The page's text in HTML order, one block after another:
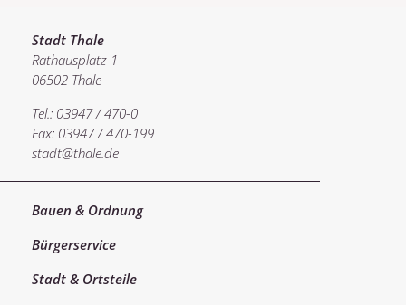
Stadt Thale
Rathausplatz 1
06502 Thale
Tel.: 03947 / 470-0
Fax: 03947 / 470-199
stadt@thale.de
Bauen & Ordnung
Bürgerservice
Stadt & Ortsteile